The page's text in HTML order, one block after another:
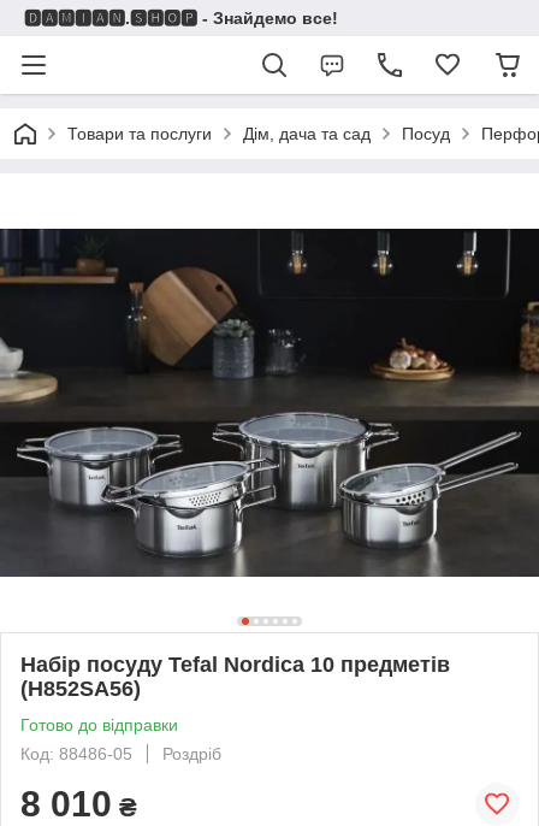
🅳🅰🅼🅸🅰🅽.🆂🅷🅾🅿 - Знайдемо все!
Товари та послуги Дім, дача та сад Посуд
Набір посуду Tefal Nordica 10 предметів
(H852SA56)
Готово до відправки
Код: 88486-05
Роздріб
8 010 ₴